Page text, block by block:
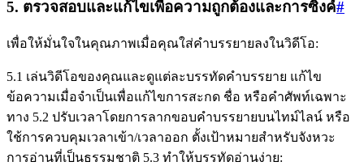
5. ตรวจสอบและแก้ไขเพื่อความถูกต้องและการซิงค์#
เพื่อให้มั่นใจในคุณภาพเมื่อคุณใส่คำบรรยายลงในวิดีโอ:
5.1 เล่นวิดีโอของคุณและดูแต่ละบรรทัดคำบรรยาย แก้ไข
ข้อความเมื่อจำเป็นเพื่อแก้ไขการสะกด ชื่อ หรือคำศัพท์เฉพาะ
ทาง 5.2 ปรับเวลาโดยการลากขอบคำบรรยายบนไทม์ไลน์ หรือ
ใช้การควบคุมเวลาเข้า/เวลาออก ตั้งเป้าหมายสำหรับจังหวะ
การอ่านที่เป็นธรรมชาติ 5.3 ทำให้บรรทัดอ่านง่าย: